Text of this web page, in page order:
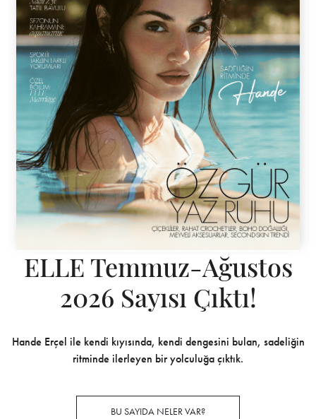
ELLE Temmuz-Ağustos
2026 Sayısı Çıktı!
Hande Erçel ile kendi kıyısında, kendi dengesini bulan, sadeliğin
ritminde ilerleyen bir yolculuğa çıktık.
BU SAYIDA NELER VAR?